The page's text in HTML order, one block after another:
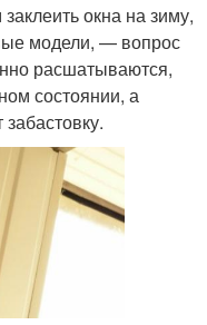
окна на зиму,
модели, — вопрос
расшатываются,
состоянии, а